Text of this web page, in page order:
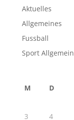
Aktuelles
Allgemeines
Fussball
Sport Allgemein
M D
3
4